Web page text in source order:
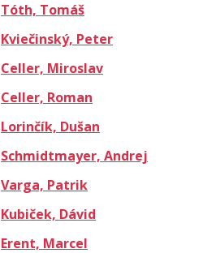
Tóth, Tomáš
Kviečinský, Peter
Celler, Miroslav
Celler, Roman
Lorinčík, Dušan
Schmidtmayer, Andrej
Varga, Patrik
Kubiček, Dávid
Erent, Marcel